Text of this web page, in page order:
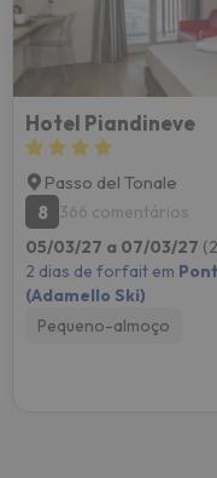
Hotel Piandineve
Passo del Tonale
8
366 comentários
05/03/27 a 07/03/27
2 dias de forfait em
(Adamello Ski)
Pequeno-almoço